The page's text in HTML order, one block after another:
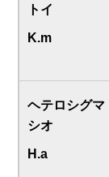
トイ
K.m
ヘテロシグマ
シオ
H.a